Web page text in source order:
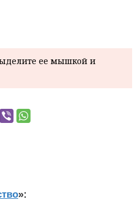
ее мышкой и
»: